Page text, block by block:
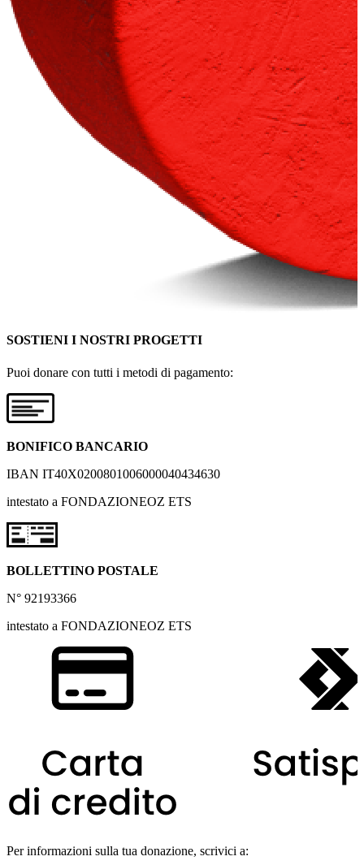
SOSTIENI I NOSTRI PROGETTI
Puoi donare con tutti i metodi di pagamento:
BONIFICO BANCARIO
IBAN IT40X0200801006000040434630
intestato a FONDAZIONEOZ ETS
BOLLETTINO POSTALE
N° 92193366
intestato a FONDAZIONEOZ ETS
Per informazioni sulla tua donazione, scrivici a: